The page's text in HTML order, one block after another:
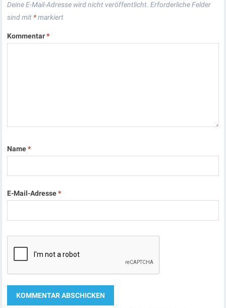
Deine E-Mail-Adresse wird nicht veröffentlicht. Erforderliche Felder
sind mit *markiert
Kommentar*
Name*
E-Mail-Adresse*